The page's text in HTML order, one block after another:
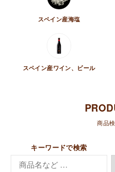
スペイン産海塩
スペイン産ワイン、ビール
を
商品
キーワードで検索